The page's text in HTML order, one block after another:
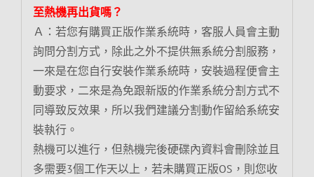
至熱機再出貨嗎？
Ａ：若您有購買正版作業系統時，客服人員會主動
詢問分割方式，除此之外不提供無系統分割服務，
一來是在您自行安裝作業系統時，安裝過程便會主
動要求，二來是為免跟新版的作業系統分割方式不
同導致反效果，所以我們建議分割動作留給系統安
裝執行。
熱機可以進行，但熱機完後硬碟內資料會刪除並且
多需要3個工作天以上，若未購買正版OS，則您收